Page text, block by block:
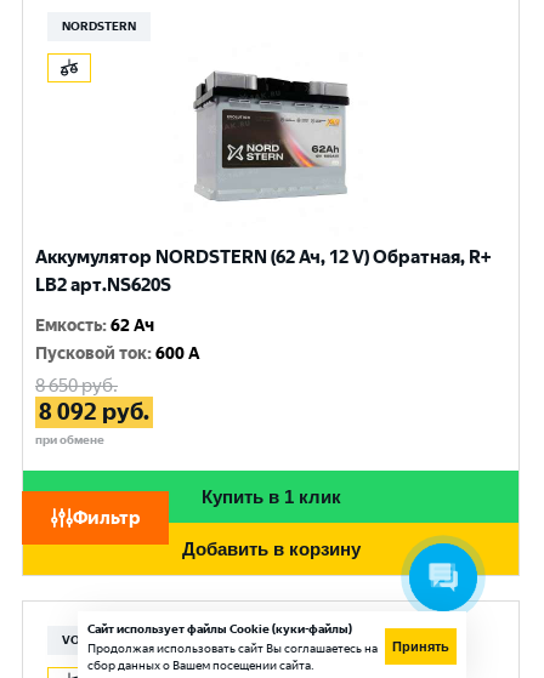
Фильтр
NORDSTERN
Аккумулятор NORDSTERN (62 Ач, 12 V) Обратная, R+
LB2 арт.NS620S
Емкость:62 Ач
Пусковой ток:600 A
8 650руб.
8 092 руб.
при обмене
Купить в 1 клик
Добавить в корзину
VOLTRON
Сайт использует файлы Cookie (куки-файлы)
Продолжая использовать сайт Вы соглашаетесь на
сбор данных о Вашем посещении сайта.
Принять